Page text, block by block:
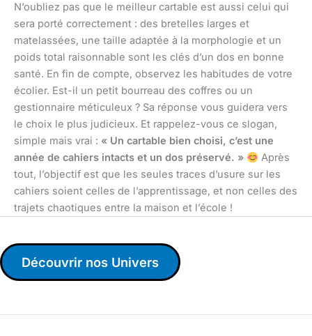
N’oubliez pas que le meilleur cartable est aussi celui qui
sera porté correctement : des bretelles larges et
matelassées, une taille adaptée à la morphologie et un
poids total raisonnable sont les clés d’un dos en bonne
santé. En fin de compte, observez les habitudes de votre
écolier. Est-il un petit bourreau des coffres ou un
gestionnaire méticuleux ? Sa réponse vous guidera vers
le choix le plus judicieux. Et rappelez-vous ce slogan,
simple mais vrai : « Un cartable bien choisi, c’est une
année de cahiers intacts et un dos préservé. »
Après
tout, l’objectif est que les seules traces d’usure sur les
cahiers soient celles de l’apprentissage, et non celles des
trajets chaotiques entre la maison et l’école !
Découvrir nos Univers